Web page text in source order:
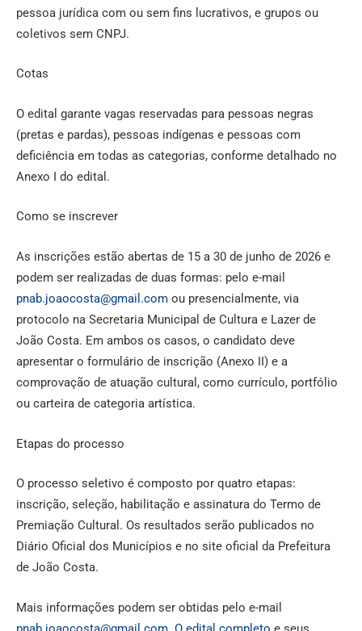
pessoa jurídica com ou sem fins lucrativos, e grupos ou
coletivos sem CNPJ.
Cotas
O edital garante vagas reservadas para pessoas negras
(pretas e pardas), pessoas indígenas e pessoas com
deficiência em todas as categorias, conforme detalhado no
Anexo I do edital.
Como se inscrever
As inscrições estão abertas de 15 a 30 de junho de 2026 e
podem ser realizadas de duas formas: pelo e-mail
pnab.joaocosta@gmail.com ou presencialmente, via
protocolo na Secretaria Municipal de Cultura e Lazer de
João Costa. Em ambos os casos, o candidato deve
apresentar o formulário de inscrição (Anexo II) e a
comprovação de atuação cultural, como currículo, portfólio
ou carteira de categoria artística.
Etapas do processo
O processo seletivo é composto por quatro etapas:
inscrição, seleção, habilitação e assinatura do Termo de
Premiação Cultural. Os resultados serão publicados no
Diário Oficial dos Municípios e no site oficial da Prefeitura
de João Costa.
Mais informações podem ser obtidas pelo e-mail